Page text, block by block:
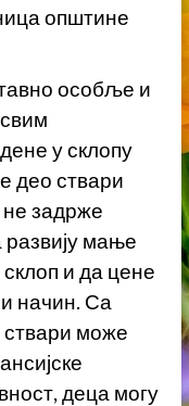
општине
особље и
у склопу
део ствари
не задрже
мање
и да цене
начин. Са
ствари може
деца могу